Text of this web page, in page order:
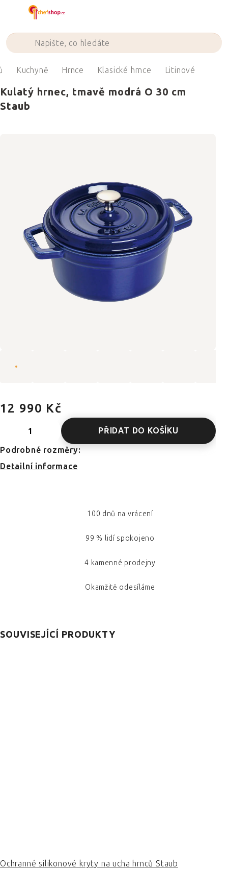
Kuchyně Hrnce Klasické hrnce Litinové
Kulatý hrnec, tmavě modrá O 30 cm
Staub
12 990 Kč
PŘIDAT DO KOŠÍKU
Podrobné rozměry:
Detailní informace
100 dnů na vrácení
99 % lidí spokojeno
4 kamenné prodejny
Okamžitě odesíláme
SOUVISEJÍCÍ PRODUKTY
Ochranné silikonové kryty na ucha hrnců Staub